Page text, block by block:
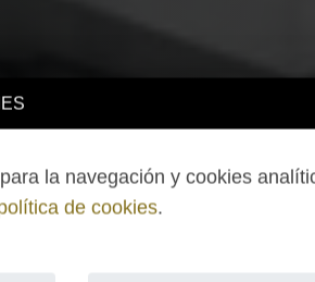
la navegación y cookies
de cookies.